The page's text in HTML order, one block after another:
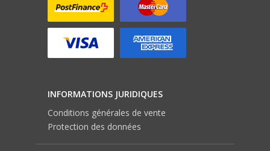
INFORMATIONS JURIDIQUES
Conditions générales de vente
Protection des données